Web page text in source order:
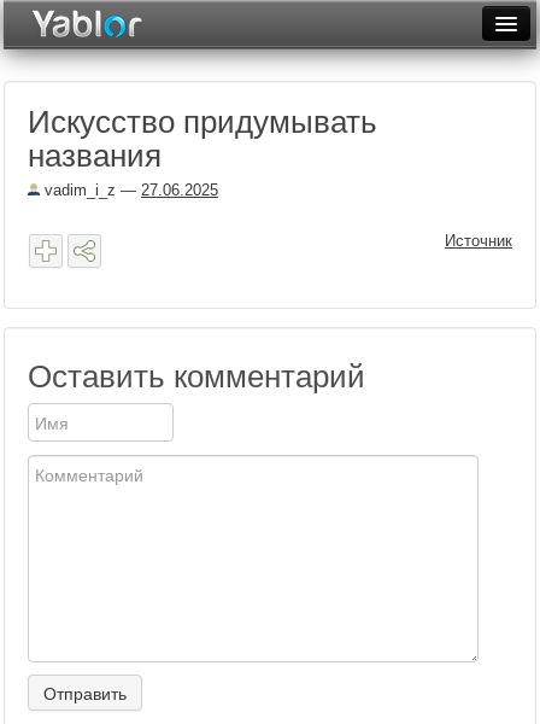
Неделя
Фототоп
Искусство придумывать
названия
vadim_i_z — 27.06.2025
Источник
Оставить комментарий